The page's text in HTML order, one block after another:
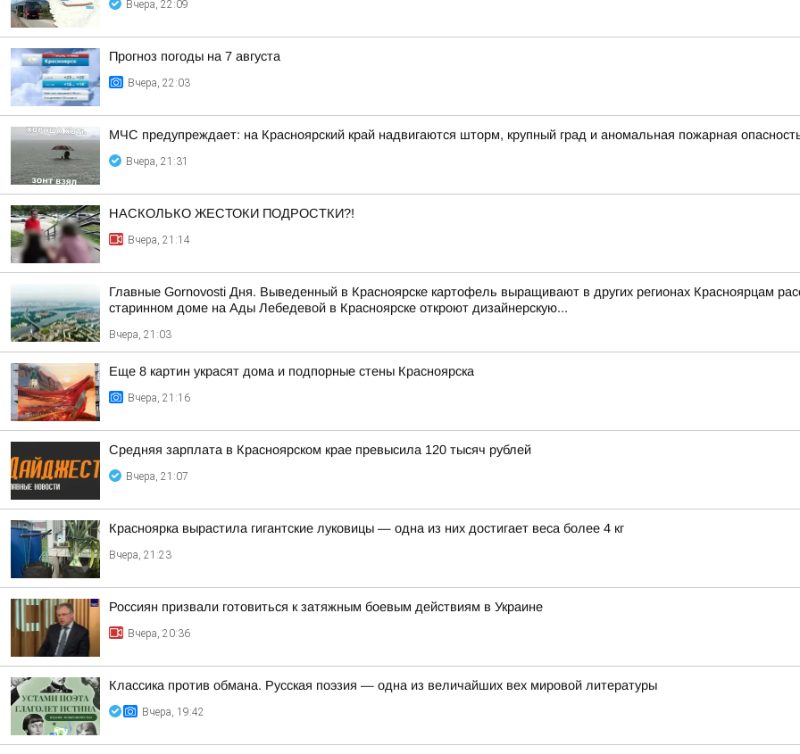
Вчера, 22:09
Прогноз погоды на 7 августа
Вчера, 22:03
МЧС предупреждает: на Красноярский край надвигаются шторм, крупный град и аномальная пожарная
Вчера, 21:31
НАСКОЛЬКО ЖЕСТОКИ ПОДРОСТКИ?!
Вчера, 21:14
Главные Gornovosti Дня. Выведенный в Красноярске картофель выращивают в других регионах Красноярцам
старинном доме на Ады Лебедевой в Красноярске откроют дизайнерскую...
Вчера, 21:03
Еще 8 картин украсят дома и подпорные стены Красноярска
Вчера, 21:16
Средняя зарплата в Красноярском крае превысила 120 тысяч рублей
Вчера, 21:07
Красноярка вырастила гигантские луковицы — одна из них достигает веса более 4 кг
Вчера, 21:23
Россиян призвали готовиться к затяжным боевым действиям в Украине
Вчера, 20:36
Классика против обмана. Русская поэзия — одна из величайших вех мировой литературы
Вчера, 19:42